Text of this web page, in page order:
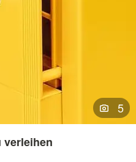
5
verleihen